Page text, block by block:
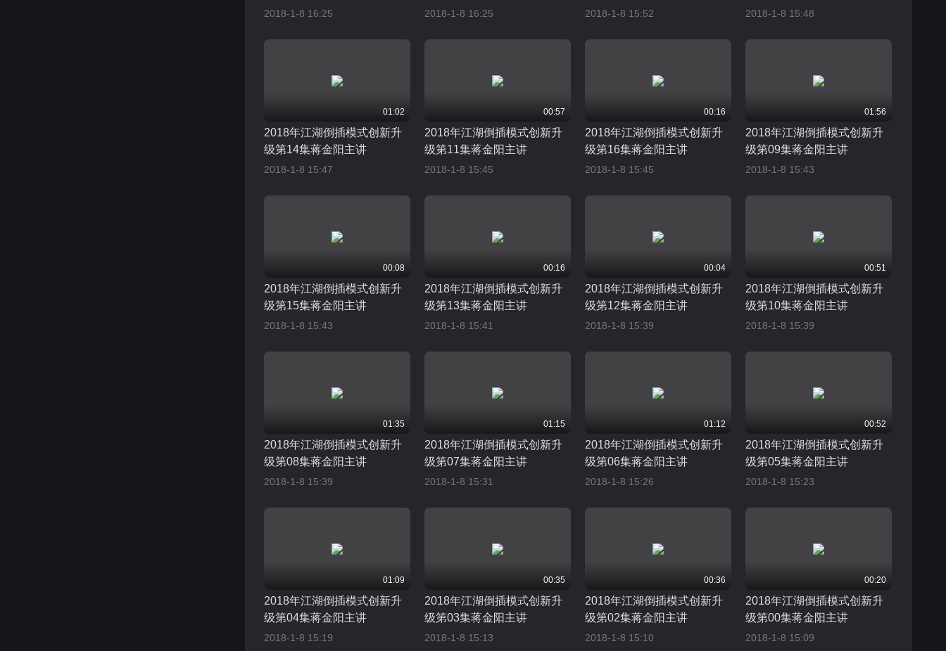
2018-1-8 16:25 2018-1-8 16:25 2018-1-8 15:52 2018-1-8 15:48
01:02
2018年江湖倒插模式创新升
级第14集蒋金阳主讲
2018-1-8 15:47
00:57
2018年江湖倒插模式创新升
级第11集蒋金阳主讲
2018-1-8 15:45
00:16
2018年江湖倒插模式创新升
级第16集蒋金阳主讲
2018-1-8 15:45
01:56
2018年江湖倒插模式创新升
级第09集蒋金阳主讲
2018-1-8 15:43
00:08
2018年江湖倒插模式创新升
级第15集蒋金阳主讲
2018-1-8 15:43
00:16
2018年江湖倒插模式创新升
级第13集蒋金阳主讲
2018-1-8 15:41
00:04
2018年江湖倒插模式创新升
级第12集蒋金阳主讲
2018-1-8 15:39
00:51
2018年江湖倒插模式创新升
级第10集蒋金阳主讲
2018-1-8 15:39
01:35
2018年江湖倒插模式创新升
级第08集蒋金阳主讲
2018-1-8 15:39
01:15
2018年江湖倒插模式创新升
级第07集蒋金阳主讲
2018-1-8 15:31
01:12
2018年江湖倒插模式创新升
级第06集蒋金阳主讲
2018-1-8 15:26
00:52
2018年江湖倒插模式创新升
级第05集蒋金阳主讲
2018-1-8 15:23
01:09
2018年江湖倒插模式创新升
级第04集蒋金阳主讲
2018-1-8 15:19
00:35
2018年江湖倒插模式创新升
级第03集蒋金阳主讲
2018-1-8 15:13
00:36
2018年江湖倒插模式创新升
级第02集蒋金阳主讲
2018-1-8 15:10
00:20
2018年江湖倒插模式创新升
级第00集蒋金阳主讲
2018-1-8 15:09